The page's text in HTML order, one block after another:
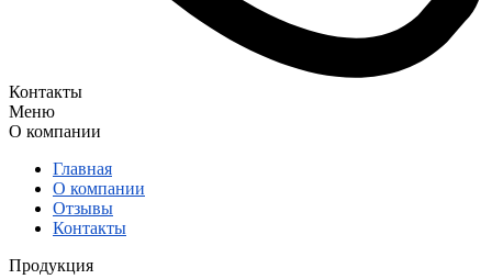
Контакты
Меню
О компании
Главная
О компании
Отзывы
Контакты
Продукция